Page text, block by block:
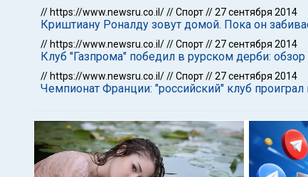
// https://www.newsru.co.il///Спорт//27 сентября 2014
Криштиану Роналду зовут домой. Пока он
// https://www.newsru.co.il///Спорт//27 сентября 2014
Клуб "Газпрома" победил в рурском дерби: обзор
// https://www.newsru.co.il///Спорт//27 сентября 2014
Чемпионат Франции: "российский" клуб